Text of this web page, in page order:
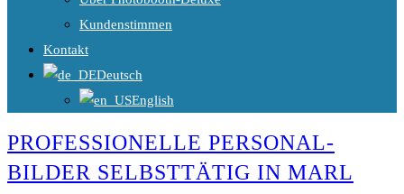
Kundenstimmen
Kontakt
Deutsch
English
PROFESSIONELLE PERSONAL-
BILDER SELBSTTÄTIG IN MARL